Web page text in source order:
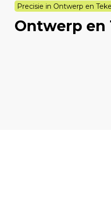
Precisie in Ontwerp en
Ontwerp en